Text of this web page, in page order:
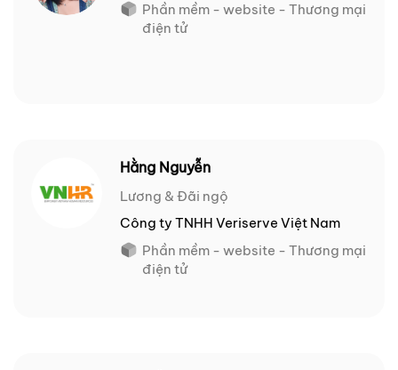
Phần mềm - website - Thương mại
điện tử
Hằng Nguyễn
Lương & Đãi ngộ
Công ty TNHH Veriserve Việt Nam
Phần mềm - website - Thương mại
điện tử